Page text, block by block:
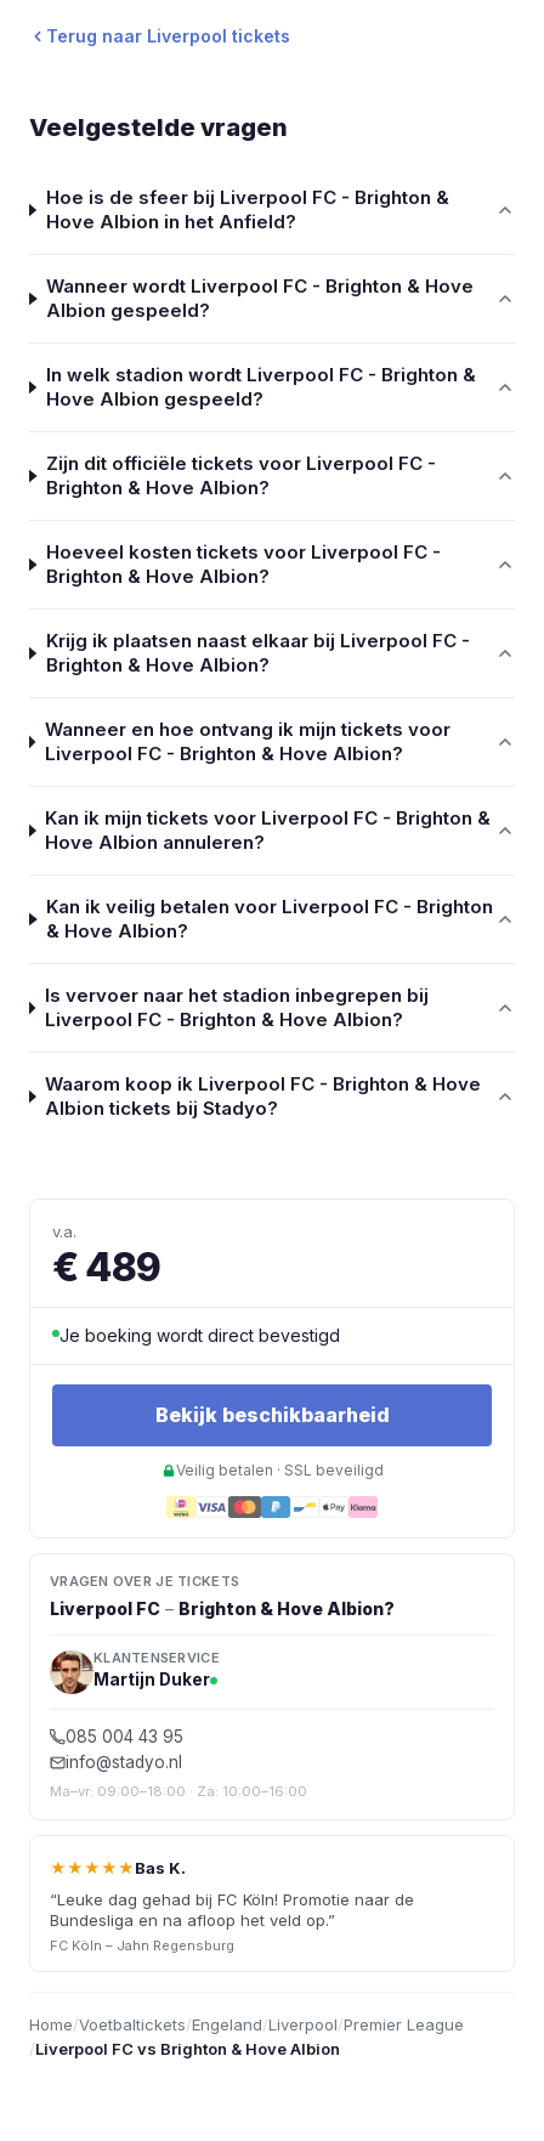
Terug naar Liverpool tickets
Veelgestelde vragen
Hoe is de sfeer bij Liverpool FC - Brighton &
Hove Albion in het Anfield?
Wanneer wordt Liverpool FC - Brighton & Hove
Albion gespeeld?
In welk stadion wordt Liverpool FC - Brighton &
Hove Albion gespeeld?
Zijn dit officiële tickets voor Liverpool FC -
Brighton & Hove Albion?
Hoeveel kosten tickets voor Liverpool FC -
Brighton & Hove Albion?
Krijg ik plaatsen naast elkaar bij Liverpool FC -
Brighton & Hove Albion?
Wanneer en hoe ontvang ik mijn tickets voor
Liverpool FC - Brighton & Hove Albion?
Kan ik mijn tickets voor Liverpool FC - Brighton &
Hove Albion annuleren?
Kan ik veilig betalen voor Liverpool FC - Brighton
& Hove Albion?
Is vervoer naar het stadion inbegrepen bij
Liverpool FC - Brighton & Hove Albion?
Waarom koop ik Liverpool FC - Brighton & Hove
Albion tickets bij Stadyo?
v.a.
€ 489
Je boeking wordt direct bevestigd
Bekijk beschikbaarheid
Veilig betalen · SSL beveiligd
VRAGEN OVER JE TICKETS
Liverpool FC – Brighton & Hove Albion?
KLANTENSERVICE
Martijn Duker
085 004 43 95
info@stadyo.nl
Ma–vr: 09:00–18:00 · Za: 10:00–16:00
★★★★★Bas K.
“Leuke dag gehad bij FC Köln! Promotie naar de
Bundesliga en na afloop het veld op.”
FC Köln – Jahn Regensburg
Home/Voetbaltickets/Engeland/Liverpool/Premier League
/Liverpool FC vs Brighton & Hove Albion